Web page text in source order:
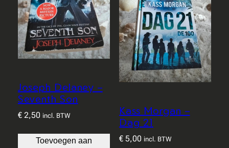
Joseph Delaney –
Seventh Son
€2,50 incl. BTW
Toevoegen aan
Kass Morgan –
Dag 21
€ 5,00 incl. BTW